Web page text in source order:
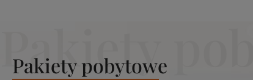
Pakiety pobytowe